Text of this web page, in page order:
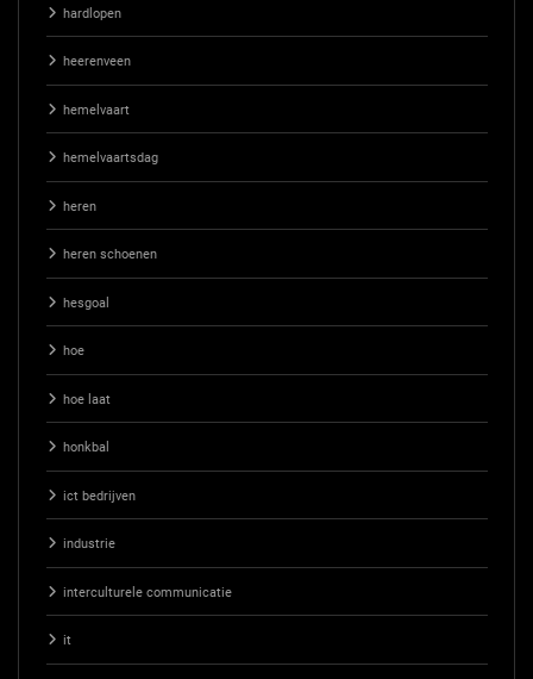
hardlopen
heerenveen
hemelvaart
hemelvaartsdag
heren
heren schoenen
hesgoal
hoe
hoe laat
honkbal
ict bedrijven
industrie
interculturele communicatie
it